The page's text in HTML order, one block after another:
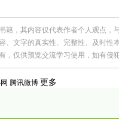
籍，其内容仅代表作者个人观点
、文字的真实性、完整性、及时
，仅供预览交流学习使用，如有侵
腾讯微博 更多